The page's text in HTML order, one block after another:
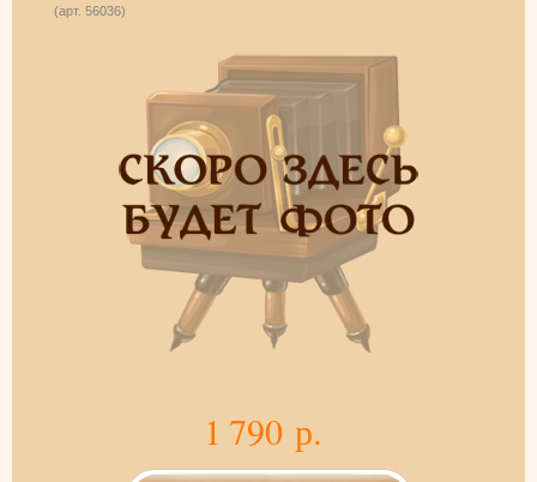
(арт. 56036)
1 790 р.